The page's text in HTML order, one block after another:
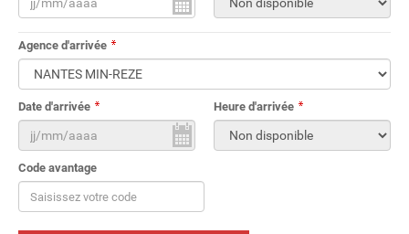
Agence d'arrivée
Date d'arrivée Heure d'arrivée
Code avantage